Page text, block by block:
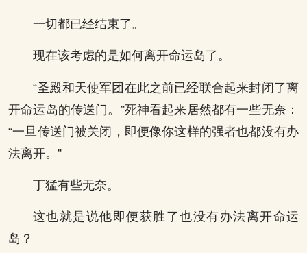
一切都已经结束了。
现在该考虑的是如何离开命运岛了。
“圣殿和天使军团在此之前已经联合起来封闭了离
开命运岛的传送门。”死神看起来居然都有一些无奈：
“一旦传送门被关闭，即便像你这样的强者也都没有办
法离开。”
丁猛有些无奈。
这也就是说他即便获胜了也没有办法离开命运
岛？